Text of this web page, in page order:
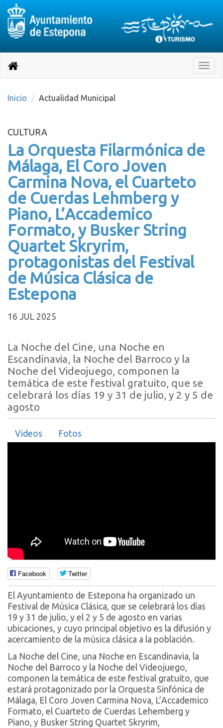
página
Toggle
Destino:
Volver
inicio
Inicio Actualidad Municipal
CULTURA
La Orquesta Filarmónica de
Málaga, El Coro Joven
Carmina Nova, el Cuarteto
de Cuerdas Lehmberg y
Piano, L’Accademico
Formato, y Busker String
Quartet Skryrim,
protagonistas del Festival
de Música Clásica de
Estepona
16 JUL 2025
La Noche del Cine, una Noche en
Escandinavia, la Noche del Barroco y la
Noche del Videojuego, componen la
temática de este festival gratuito, que se
celebrará los días 19 y 31 de julio, y 2 y 5 de
agosto
Videos Fotos
Facebook Twitter
El Ayuntamiento de Estepona ha organizado un
Festival de Música Clásica, que se celebrará los días
19 y 31 de julio, y el 2 y 5 de agosto en varias
ubicaciones, y cuyo principal objetivo es la difusión y
acercamiento de la música clásica a la población.
La Noche del Cine, una Noche en Escandinavia, la
Noche del Barroco y la Noche del Videojuego,
componen la temática de este festival gratuito, que
estará protagonizado por la Orquesta Sinfónica de
Málaga, El Coro Joven Carmina Nova, L’Accademico
Formato, el Cuarteto de Cuerdas Lehemberg y
Piano, y Busker String Quartet Skryrim,